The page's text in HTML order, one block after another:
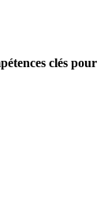
clés pour